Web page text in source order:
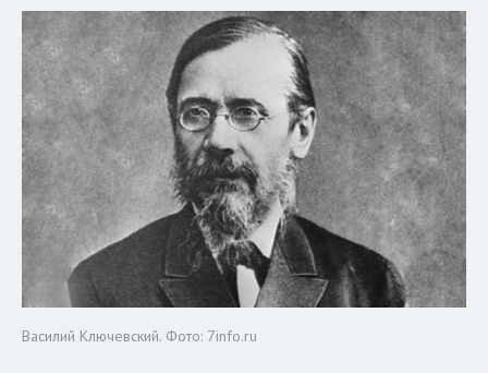
Василий Ключевский. Фото: 7info.ru